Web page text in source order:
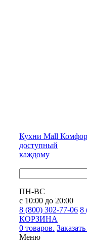
Кухни Mall
доступный
каждому
ПН-ВС
с 10:00 до 20:00
8 (800) 302-77-06 8
КОРЗИНА
0 товаров.
Меню